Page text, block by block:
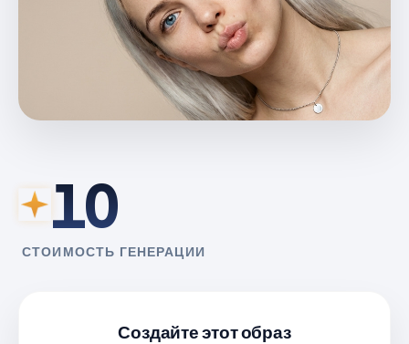
10
СТОИМОСТЬ ГЕНЕРАЦИИ
Создайте этот образ